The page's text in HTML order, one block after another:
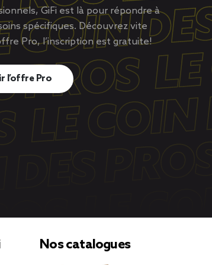
GiFi est là pour répondre à
spécifiques. Découvrez vite
Pro, l’inscription est gratuite!
l’offre Pro
Nos catalogues